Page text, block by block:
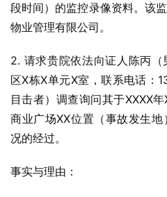
段时间）的监控录像资料。该
物业管理有限公司。
2. 请求贵院依法向证人陈丙（
区X栋X单元X室，联系电话：
目击者）调查询问其于XXXX
商业广场XX位置（事故发生
况的经过。
事实与理由：